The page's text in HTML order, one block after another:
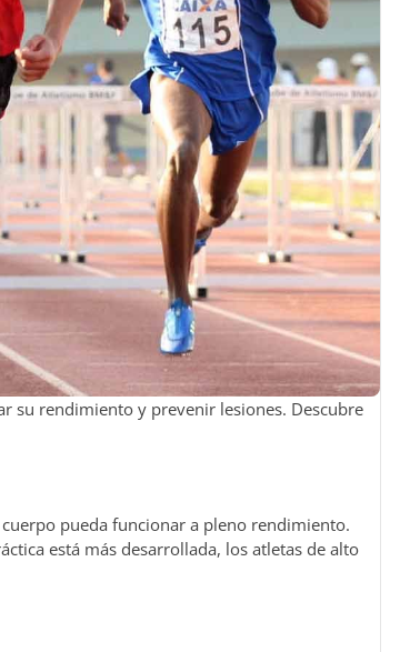
su rendimiento y prevenir lesiones. Descubre
pueda funcionar a pleno rendimiento.
está más desarrollada, los atletas de alto